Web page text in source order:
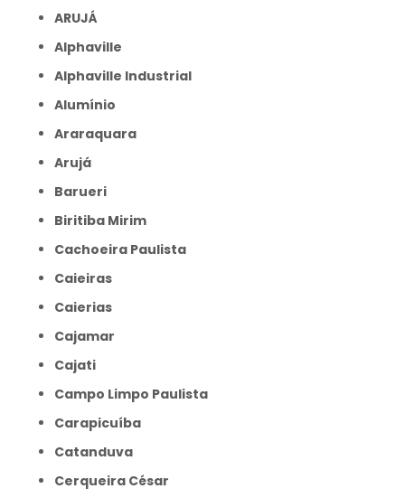
ARUJÁ
Alphaville
Alphaville Industrial
Alumínio
Araraquara
Arujá
Barueri
Biritiba Mirim
Cachoeira Paulista
Caieiras
Caierias
Cajamar
Cajati
Campo Limpo Paulista
Carapicuíba
Catanduva
Cerqueira César